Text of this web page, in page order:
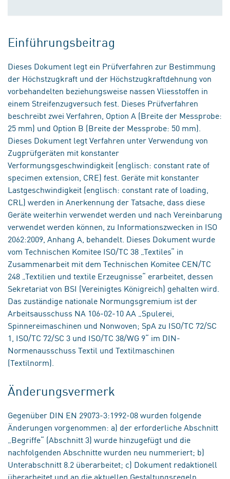
Einführungsbeitrag
Dieses Dokument legt ein Prüfverfahren zur Bestimmung
der Höchstzugkraft und der Höchstzugkraftdehnung von
vorbehandelten beziehungsweise nassen Vliesstoffen in
einem Streifenzugversuch fest. Dieses Prüfverfahren
beschreibt zwei Verfahren, Option A (Breite der Messprobe:
25 mm) und Option B (Breite der Messprobe: 50 mm).
Dieses Dokument legt Verfahren unter Verwendung von
Zugprüfgeräten mit konstanter
Verformungsgeschwindigkeit (englisch: constant rate of
specimen extension, CRE) fest. Geräte mit konstanter
Lastgeschwindigkeit (englisch: constant rate of loading,
CRL) werden in Anerkennung der Tatsache, dass diese
Geräte weiterhin verwendet werden und nach Vereinbarung
verwendet werden können, zu Informationszwecken in ISO
2062:2009, Anhang A, behandelt. Dieses Dokument wurde
vom Technischen Komitee ISO/TC 38 „Textiles“ in
Zusammenarbeit mit dem Technischen Komitee CEN/TC
248 „Textilien und textile Erzeugnisse“ erarbeitet, dessen
Sekretariat von BSI (Vereinigtes Königreich) gehalten wird.
Das zuständige nationale Normungsgremium ist der
Arbeitsausschuss NA 106-02-10 AA „Spulerei,
Spinnereimaschinen und Nonwoven; SpA zu ISO/TC 72/SC
1, ISO/TC 72/SC 3 und ISO/TC 38/WG 9“ im DIN-
Normenausschuss Textil und Textilmaschinen
(Textilnorm).
Änderungsvermerk
Gegenüber DIN EN 29073-3:1992-08 wurden folgende
Änderungen vorgenommen: a) der erforderliche Abschnitt
„Begriffe“ (Abschnitt 3) wurde hinzugefügt und die
nachfolgenden Abschnitte wurden neu nummeriert; b)
Unterabschnitt 8.2 überarbeitet; c) Dokument redaktionell
überarbeitet und an die aktuellen Gestaltungsregeln